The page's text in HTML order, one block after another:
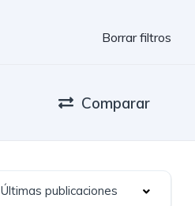
Borrar filtros
Comparar
Últimas publicaciones